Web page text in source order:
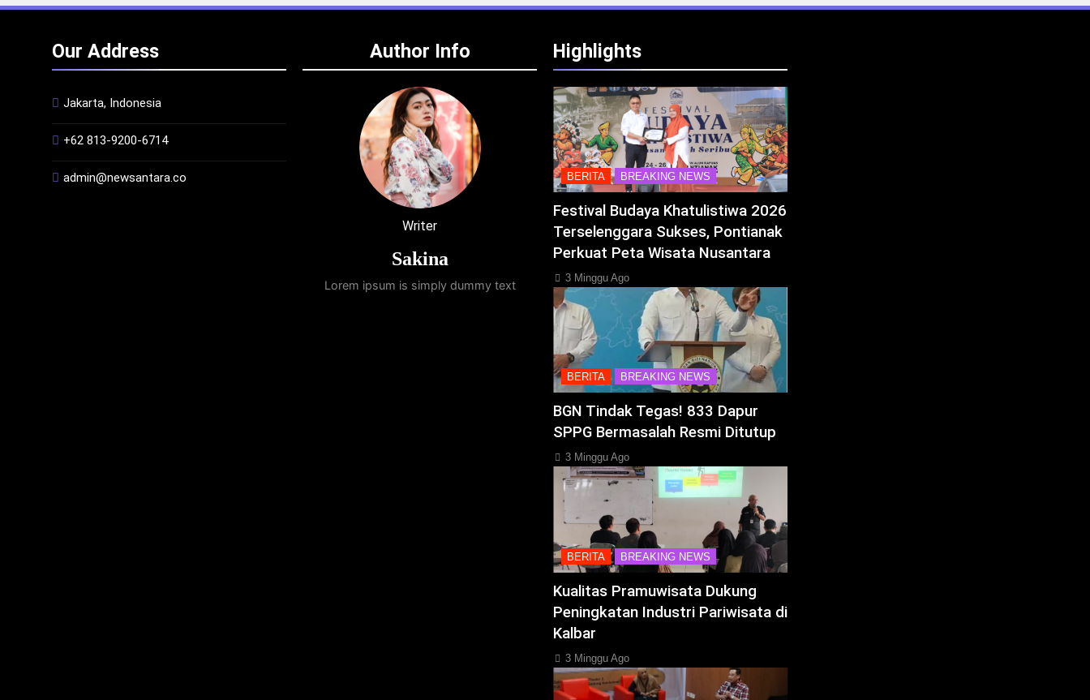
Our Address
Jakarta, Indonesia
+62 813-9200-6714
admin@newsantara.co
Author Info
Writer
Sakina
Lorem ipsum is simply dummy text
Highlights
BERITA BREAKING NEWS
Festival Budaya Khatulistiwa 2026
Terselenggara Sukses, Pontianak
Perkuat Peta Wisata Nusantara
3 Minggu Ago
BERITA BREAKING NEWS
BGN Tindak Tegas! 833 Dapur
SPPG Bermasalah Resmi Ditutup
3 Minggu Ago
BERITA BREAKING NEWS
Kualitas Pramuwisata Dukung
Peningkatan Industri Pariwisata di
Kalbar
3 Minggu Ago